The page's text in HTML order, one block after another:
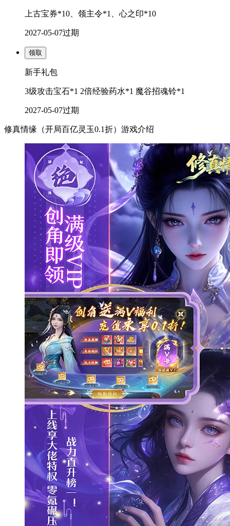
上古宝券*10、领主令*1、心之印*10
2027-05-07过期
领取
新手礼包
3级攻击宝石*1 2倍经验药水*1 魔谷招魂铃*1
2027-05-07过期
修真情缘（开局百亿灵玉0.1折）游戏介绍